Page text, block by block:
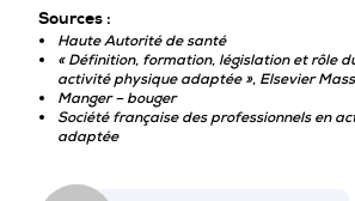
Sources :
Haute Autorité de santé
« Définition, formation, législation et rôle
activité physique adaptée », Elsevier
Manger – bouger
Société française des professionnels en
adaptée